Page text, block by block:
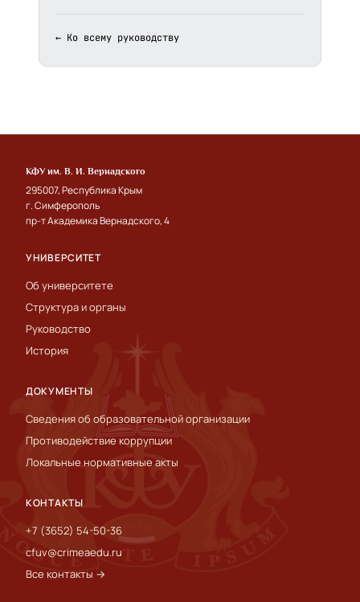
← Ко всему руководству
КФУ им. В. И. Вернадского
295007, Республика Крым
г. Симферополь
пр-т Академика Вернадского, 4
УНИВЕРСИТЕТ
Об университете
Структура и органы
Руководство
История
ДОКУМЕНТЫ
Сведения об образовательной организации
Противодействие коррупции
Локальные нормативные акты
КОНТАКТЫ
+7 (3652) 54-50-36
cfuv@crimeaedu.ru
Все контакты →